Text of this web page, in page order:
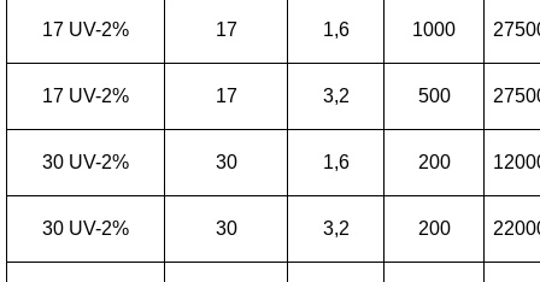
17 UV-2% 17 1,6 1000
17 UV-2% 17 3,2 500
30 UV-2% 30 1,6 200
30 UV-2% 30 3,2 200